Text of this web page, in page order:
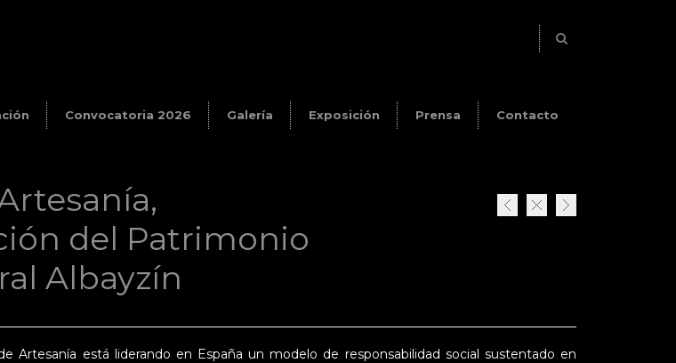
Convocatoria 2026 Galería Exposición Prensa Contacto
del Patrimonio
Albayzín
Artesanía está liderando en España un modelo de responsabilidad social sustentado en